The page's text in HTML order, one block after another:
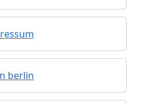
berlin